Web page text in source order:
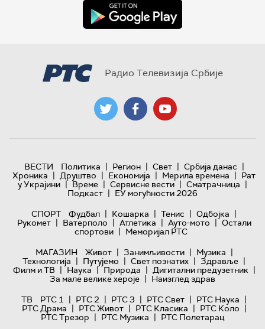
Радио Телевизија Србије
ВЕСТИ Политика | Регион | Свет | Србија данас |
Хроника | Друштво | Економија | Мерила времена | Рат
у Украјини | Време | Сервисне вести | Сматрачница |
Подкаст | ЕУ могућности 2026
СПОРТ
Фудбал | Кошарка | Тенис | Одбојка |
Рукомет | Ватерполо | Атлетика | Ауто-мото | Остали
спортови | Меморијал РТС
МАГАЗИН
Живот | Занимљивости | Музика |
Технологијa | Путујемо | Свет познатих | Здравље |
Филм и ТВ | Наука | Природа | Дигитални предузетник |
За мале велике хероје | Наизглед здрав
ТВ
РТС 1 | РТС 2 | РТС 3 | РТС Свет | РТС Наука |
РТС Драма | РТС Живот | РТС Класика | РТС Коло |
РТС Трезор | РТС Музика | РТС Полетарац